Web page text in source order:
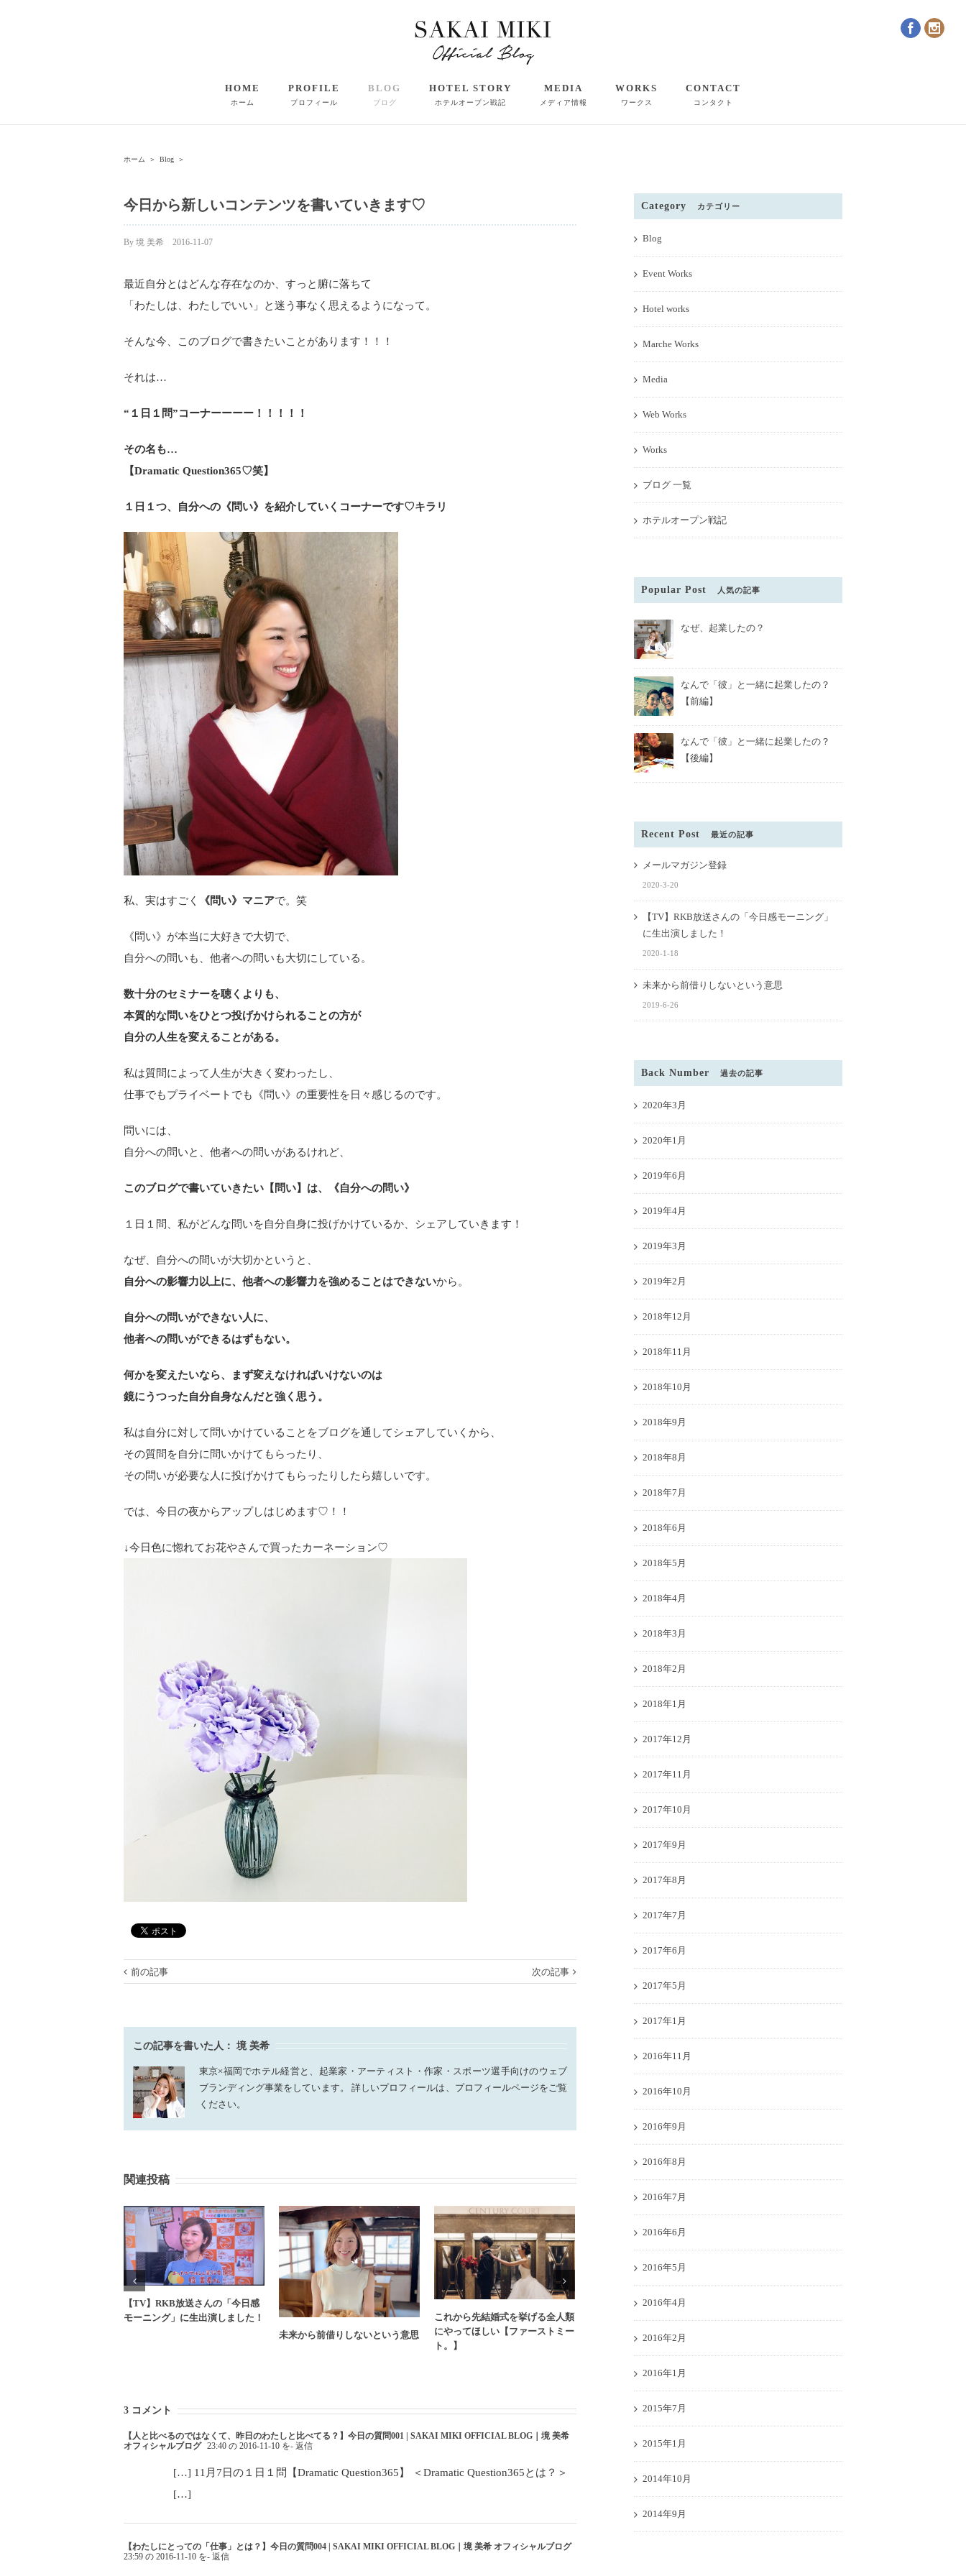
HOME
ホーム
PROFILE
プロフィール
BLOG
ブログ
HOTEL STORY
ホテルオープン戦記
MEDIA
メディア情報
WORKS
ワークス
CONTACT
コンタクト
ホーム ＞ Blog ＞
今日から新しいコンテンツを書いていきます♡
By 境 美希 2016-11-07
最近自分とはどんな存在なのか、すっと腑に落ちて
「わたしは、わたしでいい」と迷う事なく思えるようになって。
そんな今、このブログで書きたいことがあります！！！
それは…
“１日１問”コーナーーーー！！！！！
その名も…
【Dramatic Question365♡笑】
１日１つ、自分への《問い》を紹介していくコーナーです♡キラリ
私、実はすごく 《問い》マニアで。笑
《問い》が本当に大好きで大切で、
自分への問いも、他者への問いも大切にしている。
数十分のセミナーを聴くよりも、
本質的な問いをひとつ投げかけられることの方が
自分の人生を変えることがある。
私は質問によって人生が大きく変わったし、
仕事でもプライベートでも《問い》の重要性を日々感じるのです。
問いには、
自分への問いと、他者への問いがあるけれど、
このブログで書いていきたい【問い】は、《自分への問い》
１日１問、私がどんな問いを自分自身に投げかけているか、シェアしていきます！
なぜ、自分への問いが大切かというと、
自分への影響力以上に、他者への影響力を強めることはできないから。
自分への問いができない人に、
他者への問いができるはずもない。
何かを変えたいなら、まず変えなければいけないのは
鏡にうつった自分自身なんだと強く思う。
私は自分に対して問いかけていることをブログを通してシェアしていくから、
その質問を自分に問いかけてもらったり、
その問いが必要な人に投げかけてもらったりしたら嬉しいです。
では、今日の夜からアップしはじめます♡！！
↓今日色に惚れてお花やさんで買ったカーネーション♡
前の記事 次の記事
この記事を書いた人： 境 美希
東京×福岡でホテル経営と、起業家・アーティスト・作家・スポーツ選手向けのウェブ
ブランディング事業をしています。 詳しいプロフィールは、プロフィールページをご覧
ください。
関連投稿
【TV】RKB放送さんの「今日感
モーニング」に生出演しました！
未来から前借りしないという意思
これから先結婚式を挙げる全人類
にやってほしい【ファーストミー
ト。】
【ZABaNと志賀島でやりたい100
3 コメント
【人と比べるのではなくて、昨日のわたしと比べてる？】今日の質問001 | SAKAI MIKI OFFICIAL BLOG｜境 美希
オフィシャルブログ 23:40 の 2016-11-10 を- 返信
[…] 11月7日の１日１問【Dramatic Question365】 ＜Dramatic Question365とは？＞
[…]
【わたしにとっての「仕事」とは？】今日の質問004 | SAKAI MIKI OFFICIAL BLOG｜境 美希 オフィシャルブログ
23:59 の 2016-11-10 を- 返信
Category カテゴリー
Blog
Event Works
Hotel works
Marche Works
Media
Web Works
Works
ブログ 一覧
ホテルオープン戦記
Popular Post 人気の記事
なぜ、起業したの？
なんで「彼」と一緒に起業したの？
【前編】
なんで「彼」と一緒に起業したの？
【後編】
Recent Post 最近の記事
メールマガジン登録
2020-3-20
【TV】RKB放送さんの「今日感モーニング」
に生出演しました！
2020-1-18
未来から前借りしないという意思
2019-6-26
Back Number 過去の記事
2020年3月
2020年1月
2019年6月
2019年4月
2019年3月
2019年2月
2018年12月
2018年11月
2018年10月
2018年9月
2018年8月
2018年7月
2018年6月
2018年5月
2018年4月
2018年3月
2018年2月
2018年1月
2017年12月
2017年11月
2017年10月
2017年9月
2017年8月
2017年7月
2017年6月
2017年5月
2017年1月
2016年11月
2016年10月
2016年9月
2016年8月
2016年7月
2016年6月
2016年5月
2016年4月
2016年2月
2016年1月
2015年7月
2015年1月
2014年10月
2014年9月